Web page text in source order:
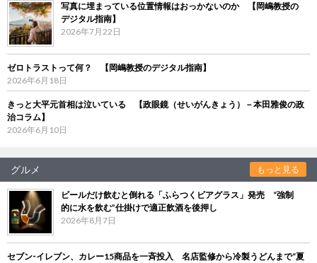
写真に埋まっている位置情報はおっかないのか 【岡嶋教授の
デジタル指南】
2026年7月22日
ゼロトラストって何？ 【岡嶋教授のデジタル指南】
2026年6月18日
きっと大平元首相は泣いている 【政眼鏡（せいがんきょう）－本田雅俊の政
治コラム】
2026年6月10日
グルメ もっと見る
ビールだけ飲むと倒れる「ふらつくビアグラス」発売 “強制
的に水を飲む”仕掛けで適正飲酒を後押し
2026年8月7日
セブン‐イレブン、カレー15商品を一斉投入 名店監修から冷製うどんまで“夏